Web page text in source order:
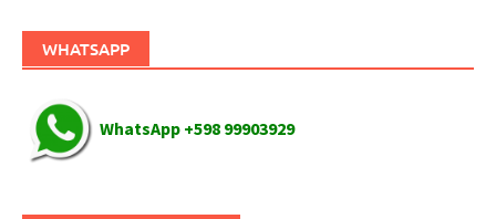
WHATSAPP
WhatsApp +598 99903929